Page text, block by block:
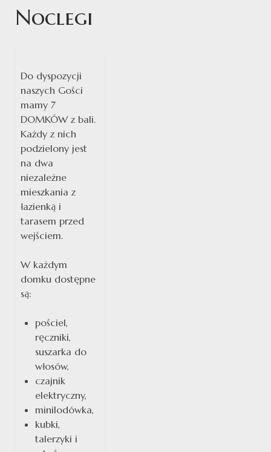
Noclegi
Do dyspozycji
naszych Gości
mamy 7
DOMKÓW z bali.
Każdy z nich
podzielony jest
na dwa
niezależne
mieszkania z
łazienką i
tarasem przed
wejściem.
W każdym
domku dostępne
są:
pościel,
ręczniki,
suszarka do
włosów,
czajnik
elektryczny,
minilodówka,
kubki,
talerzyki i